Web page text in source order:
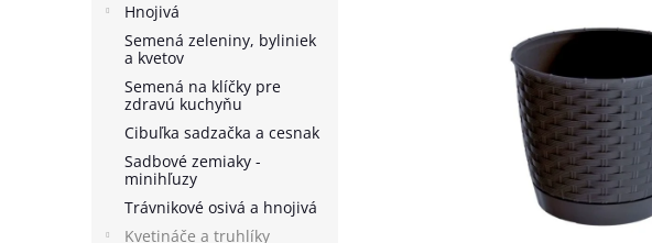
Hnojivá
Semená zeleniny, byliniek
a kvetov
Semená na klíčky pre
zdravú kuchyňu
Cibuľka sadzačka a cesnak
Sadbové zemiaky -
minihľuzy
Trávnikové osivá a hnojivá
Kvetináče a truhlíky